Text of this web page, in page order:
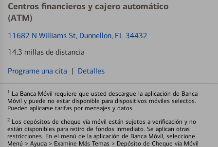
Centros financieros y cajero automático
(ATM)
11682 N Williams St, Dunnellon, FL 34432
14.3 millas de distancia
Programe una cita | Detalles
1 La Banca Móvil requiere que usted descargue la aplicación de Banca
Móvil y puede no estar disponible para dispositivos móviles selectos.
Pueden aplicarse tarifas por mensajes y datos.
2 Los depósitos de cheque vía móvil están sujetos a verificación y no
están disponibles para retiro de fondos inmediato. Se aplican otras
restricciones. En el menú de la aplicación de Banca Móvil, seleccione
Menú > Ayuda > Examine Más Temas > Depósito de Cheque vía Móvil